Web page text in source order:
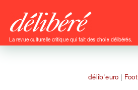
La revue culturelle critique qui fait des choix délibérés.
délib'euro Foot